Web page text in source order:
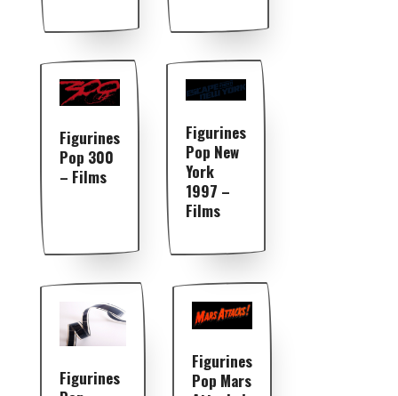
Figurines
Pop 300
– Films
Figurines
Pop New
York
1997 –
Films
Figurines
Figurines
Pop Mars